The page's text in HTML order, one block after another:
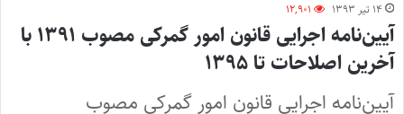
۱۴ تیر ۱۳۹۳ ۱۲,۹۰۱
آیین‌نامه اجرایی قانون امور گمرکی مصوب ۱۳۹۱ با
آخرین اصلاحات تا ۱۳۹۵
آیین‌نامه اجرایی قانون امور گمرکی مصوب